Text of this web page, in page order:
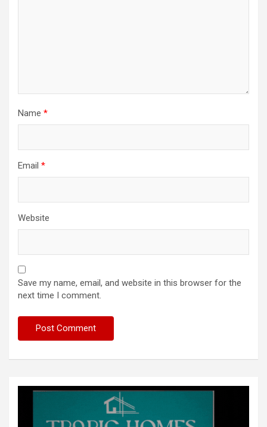
Name *
Email *
Website
Save my name, email, and website in this browser for the
next time I comment.